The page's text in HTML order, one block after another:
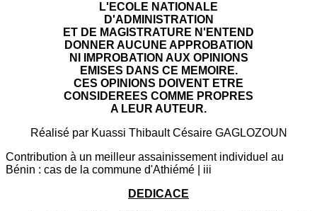
L'ECOLE NATIONALE
D'ADMINISTRATION
ET DE MAGISTRATURE N'ENTEND
DONNER AUCUNE APPROBATION
NI IMPROBATION AUX OPINIONS
EMISES DANS CE MEMOIRE.
CES OPINIONS DOIVENT ETRE
CONSIDEREES COMME PROPRES
A LEUR AUTEUR.
Réalisé par Kuassi Thibault Césaire GAGLOZOUN
Contribution à un meilleur assainissement individuel au
Bénin : cas de la commune d'Athiémé | iii
DEDICACE